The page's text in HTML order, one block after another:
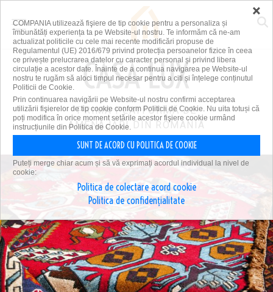
PRIMA PLATFORMĂ DE
AMENAJĂRI DIN ROMÂNIA
×
COMPANIA utilizează fişiere de tip cookie pentru a personaliza și
îmbunătăți experiența ta pe Website-ul nostru. Te informăm că ne-am
actualizat politicile cu cele mai recente modificări propuse de
Regulamentul (UE) 2016/679 privind protecția persoanelor fizice în ceea
ce privește prelucrarea datelor cu caracter personal și privind libera
circulație a acestor date. Înainte de a continua navigarea pe Website-ul
nostru te rugăm să aloci timpul necesar pentru a citi și înțelege conținutul
Politicii de Cookie.
Prin continuarea navigării pe Website-ul nostru confirmi acceptarea
utilizării fişierelor de tip cookie conform Politicii de Cookie. Nu uita totuși că
poți modifica în orice moment setările acestor fişiere cookie urmând
instrucțiunile din Politica de Cookie.
SUNT DE ACORD CU POLITICA DE COOKIE
Puteți merge chiar acum și să vă exprimați acordul individual la nivel de
cookie:
Politica de colectare acord cookie
Politica de confidențialitate